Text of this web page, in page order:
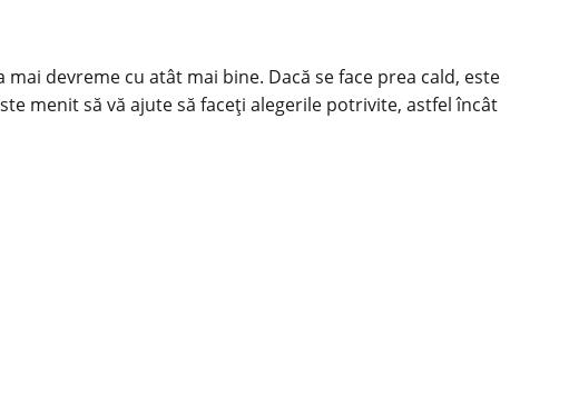
devreme cu atât mai bine. Dacă se face prea cald, este
menit să vă ajute să faceți alegerile potrivite, astfel încât